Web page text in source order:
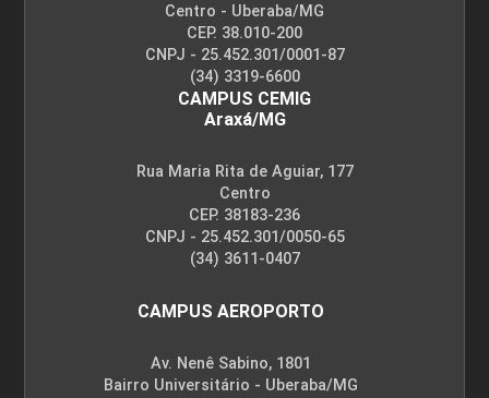
Centro - Uberaba/MG
CEP. 38.010-200
CNPJ - 25.452.301/0001-87
(34) 3319-6600
CAMPUS CEMIG
Araxá/MG
Rua Maria Rita de Aguiar, 177
Centro
CEP. 38183-236
CNPJ - 25.452.301/0050-65
(34) 3611-0407
CAMPUS AEROPORTO
Av. Nenê Sabino, 1801
Bairro Universitário - Uberaba/MG